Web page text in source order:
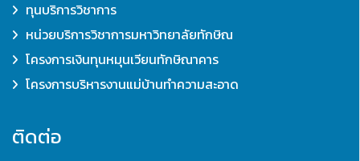
ทุนบริการวิชาการ
หน่วยบริการวิชาการมหาวิทยาลัยทักษิณ
โครงการเงินทุนหมุนเวียนทักษิณาคาร
โครงการบริหารงานแม่บ้านทำความสะอาด
ติดต่อ